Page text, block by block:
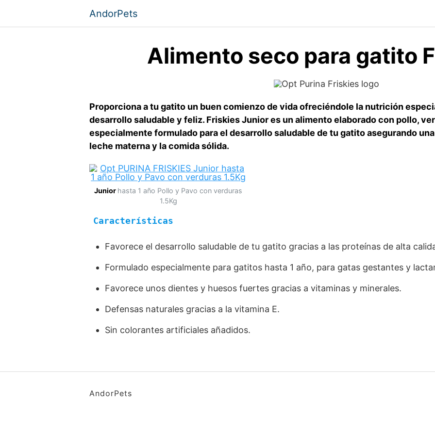
contenido
AndorPets
Alimento seco para gatito
Proporciona a tu gatito un buen comienzo de vida ofreciéndole la nutrición
desarrollo saludable y feliz. Friskies Junior es un alimento elaborado con pollo,
especialmente formulado para el desarrollo saludable de tu gatito asegurando
leche materna y la comida sólida.
Junior hasta 1 año Pollo y Pavo con verduras
1.5Kg
Características
Favorece el desarrollo saludable de tu gatito gracias a las proteínas de alta
Formulado especialmente para gatitos hasta 1 año, para gatas gestantes y
Favorece unos dientes y huesos fuertes gracias a vitaminas y minerales.
Defensas naturales gracias a la vitamina E.
Sin colorantes artificiales añadidos.
AndorPets